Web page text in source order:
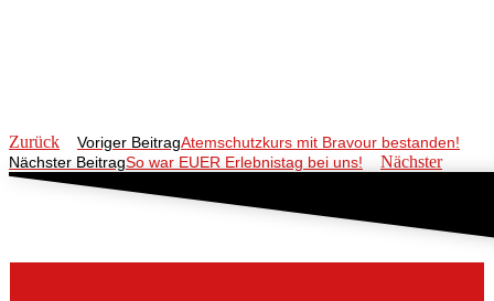
Zurück Voriger BeitragAtemschutzkurs mit Bravour bestanden!
Nächster BeitragSo war EUER Erlebnistag bei uns! Nächster